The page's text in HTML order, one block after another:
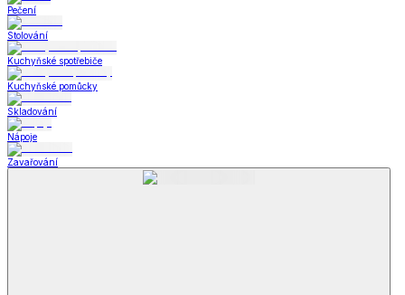
Pečení
Stolování
Kuchyňské spotřebiče
Kuchyňské pomůcky
Skladování
Nápoje
Zavařování